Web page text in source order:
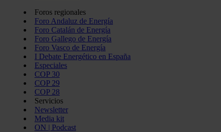
Foros regionales
Foro Andaluz de Energía
Foro Catalán de Energía
Foro Gallego de Energía
Foro Vasco de Energía
I Debate Energético en España
Especiales
COP 30
COP 29
COP 28
Servicios
Newsletter
Media kit
ON | Podcast